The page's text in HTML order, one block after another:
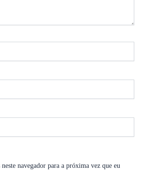
neste navegador para a próxima vez que eu